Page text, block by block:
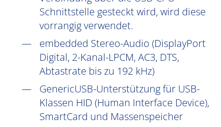
Schnittstelle gesteckt wird, wird diese
vorrangig verwendet.
embedded Stereo-Audio (DisplayPort
Digital, 2-Kanal-LPCM, AC3, DTS,
Abtastrate bis zu 192 kHz)
GenericUSB-Unterstützung für USB-
Klassen HID (Human Interface Device),
SmartCard und Massenspeicher